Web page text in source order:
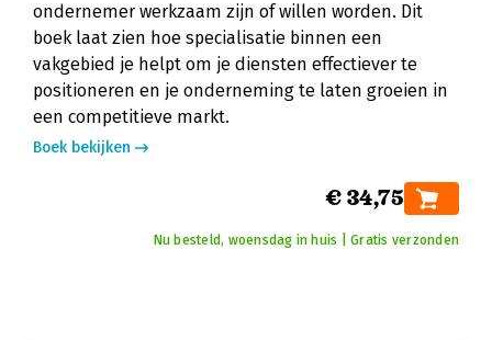
ondernemer werkzaam zijn of willen worden. Dit
boek laat zien hoe specialisatie binnen een
vakgebied je helpt om je diensten effectiever te
positioneren en je onderneming te laten groeien in
een competitieve markt.
Boek bekijken
€ 34,75
Nu besteld, woensdag in huis | Gratis verzonden